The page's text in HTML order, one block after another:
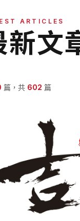
ARTICLES
新文
篇，共 602 篇